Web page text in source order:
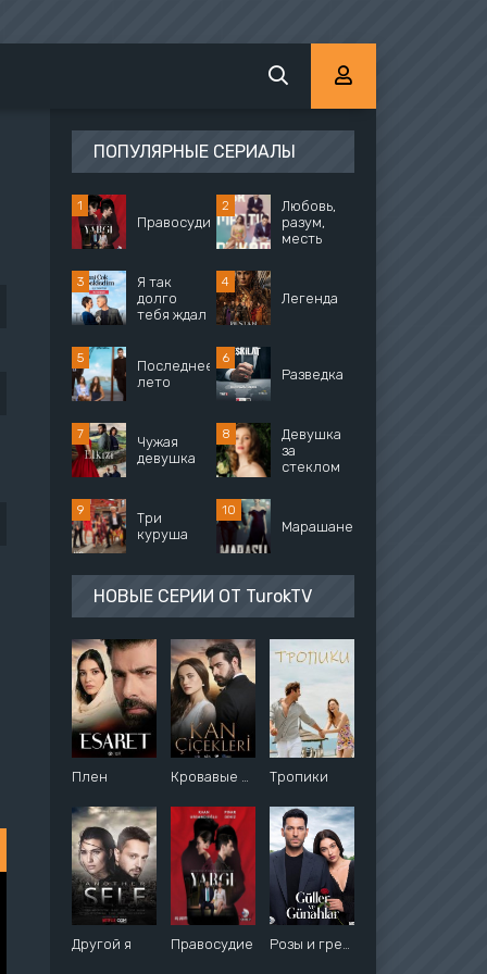
ПОПУЛЯРНЫЕ СЕРИАЛЫ
Правосудие
Любовь,
разум,
месть
Я так
долго
тебя ждал
Легенда
Последнее
лето
Разведка
Чужая
девушка
Девушка
за
стеклом
Три
куруша
Марашанец
НОВЫЕ СЕРИИ ОТ TurokTV
Плен Кровавые цветы Тропики
Другой я Правосудие Розы и грехи